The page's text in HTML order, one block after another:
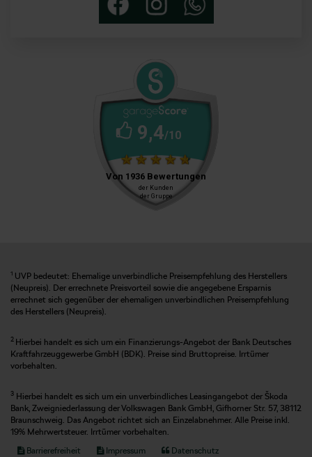
1 UVP bedeutet: Ehemalige unverbindliche Preisempfehlung des Herstellers
(Neupreis). Der errechnete Preisvorteil sowie die angegebene Ersparnis
errechnet sich gegenüber der ehemaligen unverbindlichen Preisempfehlung
des Herstellers (Neupreis).
2 Hierbei handelt es sich um ein Finanzierungs-Angebot der Bank Deutsches
Kraftfahrzeuggewerbe GmbH (BDK). Preise sind Bruttopreise. Irrtümer
vorbehalten.
3 Hierbei handelt es sich um ein unverbindliches Leasingangebot der Škoda
Bank, Zweigniederlassung der Volkswagen Bank GmbH, Gifhorner Str. 57, 38112
Braunschweig. Das Angebot richtet sich an Einzelabnehmer. Alle Preise inkl.
19% Mehrwertsteuer. Irrtümer vorbehalten.
Barrierefreiheit
Impressum Datenschutz